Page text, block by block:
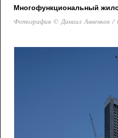
Многофункциональный
Фотография © Даниил Анненков